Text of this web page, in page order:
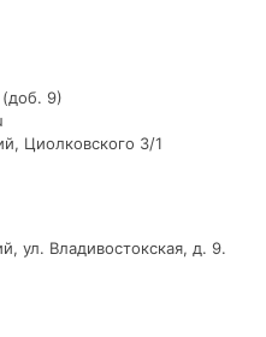
9)
Циолковского 3/1
ул. Владивостокская, д. 9.